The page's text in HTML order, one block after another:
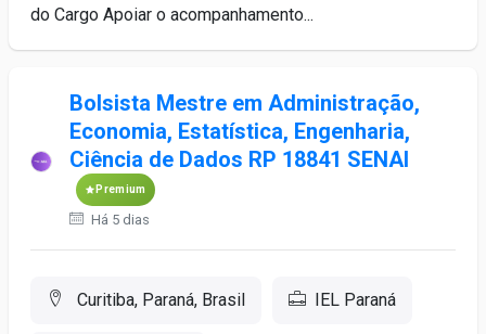
do Cargo Apoiar o acompanhamento...
Bolsista Mestre em Administração,
Economia, Estatística, Engenharia,
Ciência de Dados RP 18841 SENAI
Premium
Há 5 dias
Curitiba, Paraná, Brasil IEL Paraná